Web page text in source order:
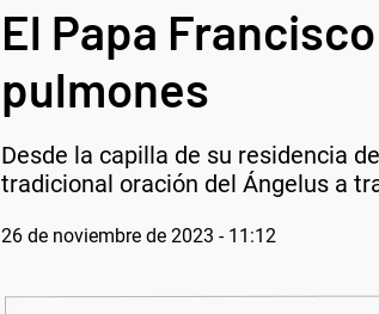
El Papa
pulmones
Desde la capilla de su residencia
tradicional oración del Ángelus a
26 de noviembre de 2023 - 11:12